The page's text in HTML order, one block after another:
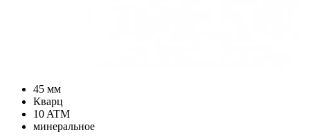
45 мм
Кварц
10 ATM
минеральное